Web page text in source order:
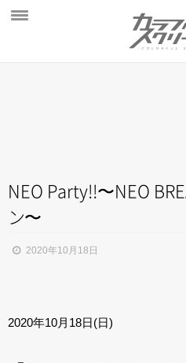
MOVIE
AUDITION
STORE
NEO Party!!〜NEO
ン〜
2020年10月18日
2020年10月18日(日)